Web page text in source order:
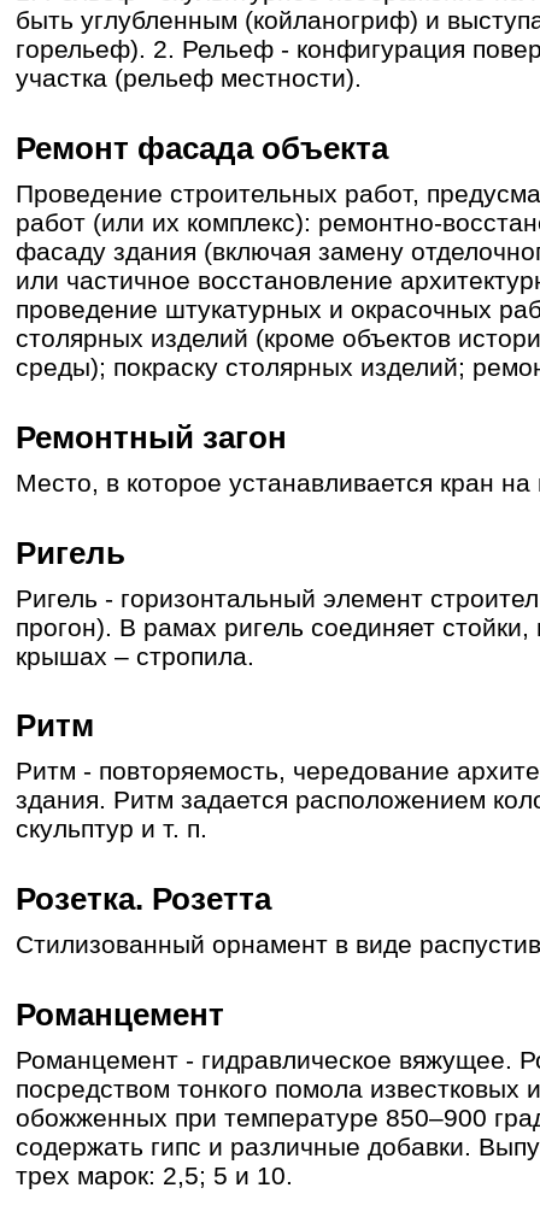
быть углубленным (койланогриф) и
горельеф). 2. Рельеф - конфигурация
участка (рельеф местности).
Ремонт фасада объекта
Проведение строительных работ,
работ (или их комплекс): ремонтно-
фасаду здания (включая замену
или частичное восстановление
проведение штукатурных и окрасочных
столярных изделий (кроме объектов
среды); покраску столярных изделий;
Ремонтный загон
Место, в которое устанавливается кран
Ригель
Ригель - горизонтальный элемент
прогон). В рамах ригель соединяет
крышах – стропила.
Ритм
Ритм - повторяемость, чередование
здания. Ритм задается расположением
скульптур и т. п.
Розетка. Розетта
Стилизованный орнамент в виде
Романцемент
Романцемент - гидравлическое вяжущее.
посредством тонкого помола известковых
обожженных при температуре 850–900
содержать гипс и различные добавки.
трех марок: 2,5; 5 и 10.